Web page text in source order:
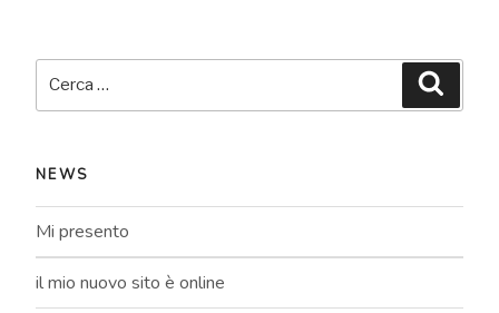
NEWS
Mi presento
il mio nuovo sito è online